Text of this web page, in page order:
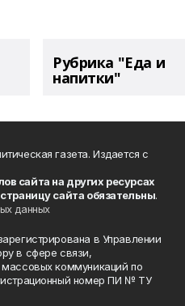
Рубрика "Еда и
напитки"
газета. Издается с
сайта на других ресурсах
сайта обязательны.
данных
в Управлении
в сфере связи,
коммуникаций по
номер ПИ № ТУ